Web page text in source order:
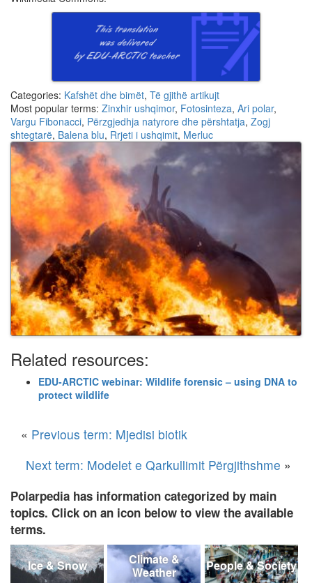
Categories: Kafshët dhe bimët, Të gjithë artikujt
Most popular terms: Zinxhir ushqimor, Fotosinteza, Ari polar,
Vargu Fibonacci, Përzgjedhja natyrore dhe përshtatja, Zogj
shtegtarë, Balena blu, Rrjeti i ushqimit, Merluc
Related resources:
EDU-ARCTIC webinar: Wildlife forensic – using DNA to
protect wildlife
« Previous term: Mjedisi biotik
Next term: Modelet e Qarkullimit Përgjithshme »
Polarpedia has information categorized by main
topics. Click on an icon below to view the available
terms.
Ice & Snow
Climate &
Weather
People & Society